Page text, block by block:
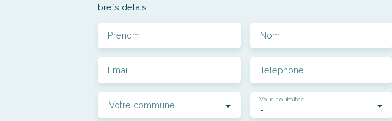
brefs délais
Prénom Nom
Email Téléphone
Votre commune -
Vous souhaitez